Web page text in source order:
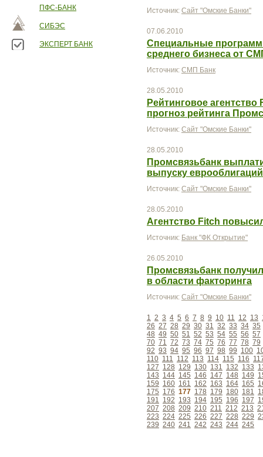
ПФС-БАНК
СИБЭС
ЭКСПЕРТ БАНК
Источник: Сайт "Омские Банки"
07.06.2010
Специальные
среднего бизнеса от
Источник: СМП Банк
28.05.2010
Рейтинговое
прогноз рейтинга
Источник: Сайт "Омские Банки"
28.05.2010
Промсвязьбанк
выпуску еврооблигаций
Источник: Сайт "Омские Банки"
28.05.2010
Агентство Fitch
Источник: Банк "ФК Открытие"
26.05.2010
Промсвязьбанк
в области факторинга
Источник: Сайт "Омские Банки"
1 2 3 4 5 6 7 8 9 10 11 12 13
26 27 28 29 30 31 32 33 34 35
48 49 50 51 52 53 54 55 56 57
70 71 72 73 74 75 76 77 78 79
92 93 94 95 96 97 98 99 100
110 111 112 113 114 115 116
127 128 129 130 131 132 133
143 144 145 146 147 148 149
159 160 161 162 163 164 165
175 176 177 178 179 180 181
191 192 193 194 195 196 197
207 208 209 210 211 212 213
223 224 225 226 227 228 229
239 240 241 242 243 244 245